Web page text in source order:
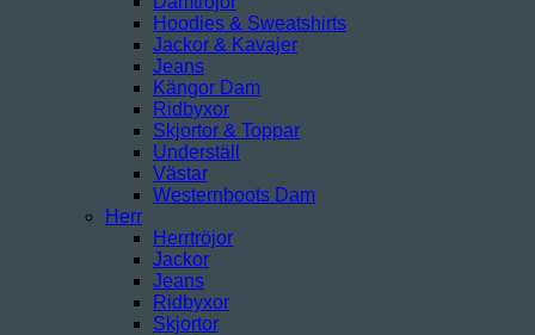
Hoodies & Sweatshirts
Jackor & Kavajer
Jeans
Kängor Dam
Ridbyxor
Skjortor & Toppar
Underställ
Västar
Westernboots Dam
Herr
Herrtröjor
Jackor
Jeans
Ridbyxor
Skjortor